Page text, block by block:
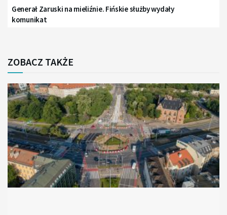
Generał Zaruski na mieliźnie. Fińskie służby wydały
komunikat
ZOBACZ TAKŻE